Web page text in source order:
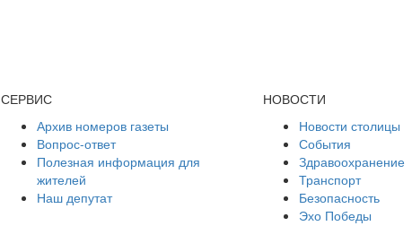
СЕРВИС
Архив номеров газеты
Вопрос-ответ
Полезная информация для
жителей
Наш депутат
НОВОСТИ
Новости столицы
События
Здравоохранение
Транспорт
Безопасность
Эхо Победы